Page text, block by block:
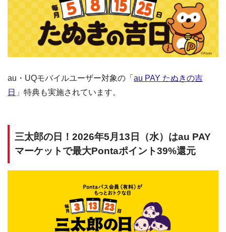
au・UQモバイルユーザー対象の「 au PAY たぬきの吉
日 」特典も実施されています。
三太郎の日！2026年5月13日（水）はau PAY
マーケットで最大Pontaポイント39%還元